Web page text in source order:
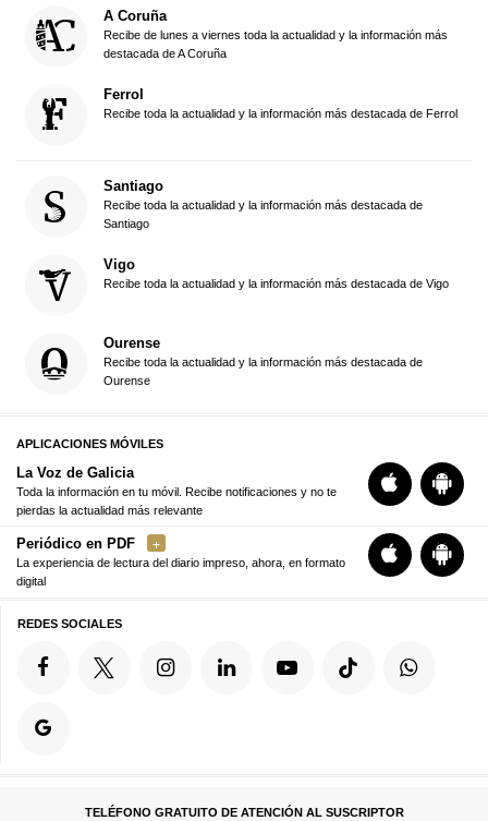
A Coruña
Recibe de lunes a viernes toda la actualidad y la información más
destacada de A Coruña
Ferrol
Recibe toda la actualidad y la información más destacada de Ferrol
Santiago
Recibe toda la actualidad y la información más destacada de
Santiago
Vigo
Recibe toda la actualidad y la información más destacada de Vigo
Ourense
Recibe toda la actualidad y la información más destacada de
Ourense
APLICACIONES MÓVILES
La Voz de Galicia
Toda la información en tu móvil. Recibe notificaciones y no te
pierdas la actualidad más relevante
Periódico en PDF
La experiencia de lectura del diario impreso, ahora, en formato
digital
REDES SOCIALES
TELÉFONO GRATUITO DE ATENCIÓN AL SUSCRIPTOR